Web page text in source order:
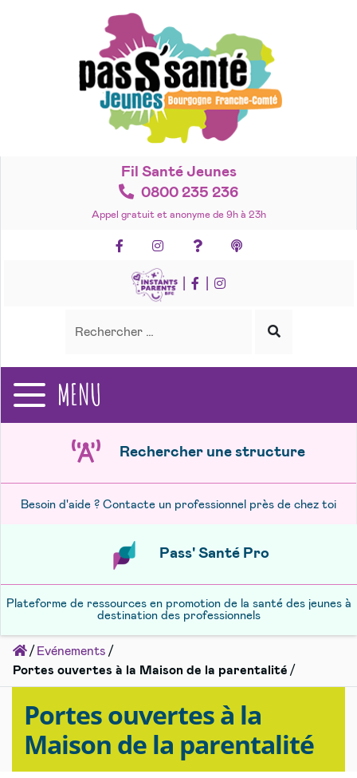
Fil Santé Jeunes
0800 235 236
Appel gratuit et anonyme de 9h à 23h
FacebookInstagramFoire aux questions
Lancer
recherche
MENU
Rechercher une structure
Besoin d'aide ? Contacte un professionnel près de chez toi
Pass' Santé Pro
Plateforme de ressources en promotion de la santé des jeunes à
destination des professionnels
Accueil
Evénements
Portes ouvertes à la Maison de la parentalité
Portes ouvertes à la
Maison de la parentalité